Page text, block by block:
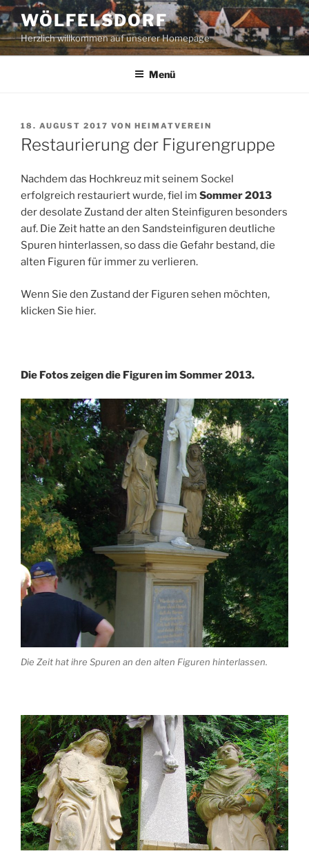
Zum
Inhalt
springen
WÖLFELSDORF
Herzlich willkommen auf unserer Homepage
Menü
VERÖFFENTLICHT
AM
18. AUGUST 2017 VON HEIMATVEREIN
Restaurierung der Figurengruppe
Nachdem das Hochkreuz mit seinem Sockel
erfolgreich restauriert wurde, fiel im Sommer 2013
der desolate Zustand der alten Steinfiguren besonders
auf. Die Zeit hatte an den Sandsteinfiguren deutliche
Spuren hinterlassen, so dass die Gefahr bestand, die
alten Figuren für immer zu verlieren.
Wenn Sie den Zustand der Figuren sehen möchten,
klicken Sie hier.
Die Fotos zeigen die Figuren im Sommer 2013.
Die Zeit hat ihre Spuren an den alten Figuren hinterlassen.